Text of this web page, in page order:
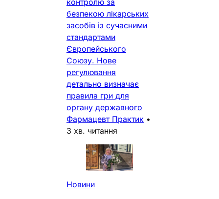
безпекою лікарських
засобів із сучасними
стандартами
Європейського
Союзу. Нове
регулювання
детально визначає
правила гри для
органу державного
Фармацевт Практик •
3 хв. читання
Новини